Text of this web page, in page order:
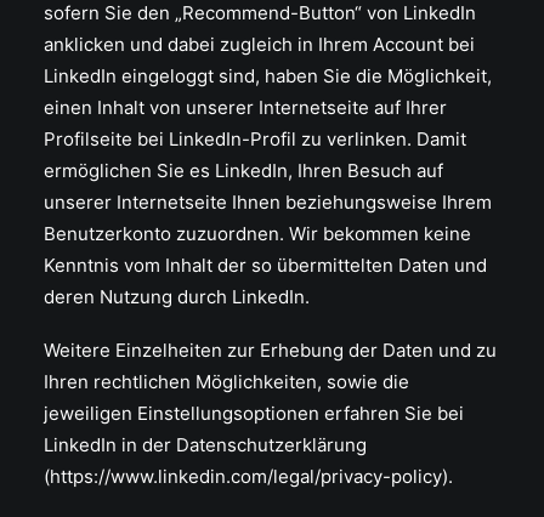
sofern Sie den „Recommend-Button“ von LinkedIn
anklicken und dabei zugleich in Ihrem Account bei
LinkedIn eingeloggt sind, haben Sie die Möglichkeit,
einen Inhalt von unserer Internetseite auf Ihrer
Profilseite bei LinkedIn-Profil zu verlinken. Damit
ermöglichen Sie es LinkedIn, Ihren Besuch auf
unserer Internetseite Ihnen beziehungsweise Ihrem
Benutzerkonto zuzuordnen. Wir bekommen keine
Kenntnis vom Inhalt der so übermittelten Daten und
deren Nutzung durch LinkedIn.
Weitere Einzelheiten zur Erhebung der Daten und zu
Ihren rechtlichen Möglichkeiten, sowie die
jeweiligen Einstellungsoptionen erfahren Sie bei
LinkedIn in der Datenschutzerklärung
(https://www.linkedin.com/legal/privacy-policy).